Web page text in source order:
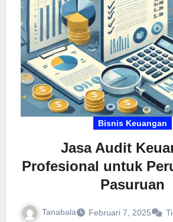
Bisnis Keuangan
Jasa Audit
Profesional untuk
Pasuruan
Tanabala Februari 7, 2025